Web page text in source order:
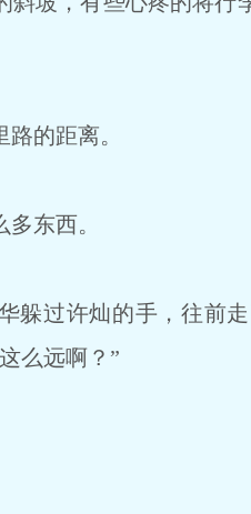
的距离。
东西。
躲过许灿的手，往前
么远啊？”